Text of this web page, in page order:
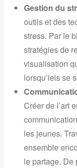
Gestion du
outils et des
stress. Par le
stratégies de
visualisation
lorsqu’iels se
Créer de l’art
les jeunes.
ensemble
le partage. De